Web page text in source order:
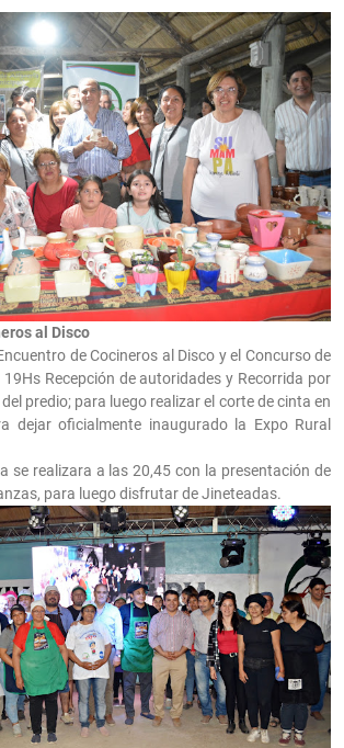
al Disco
de Cocineros al Disco y el Concurso de
Recepción de autoridades y Recorrida por
predio; para luego realizar el corte de cinta en
dejar oficialmente inaugurado la Expo Rural
se realizara a las 20,45 con la presentación de
para luego disfrutar de Jineteadas.